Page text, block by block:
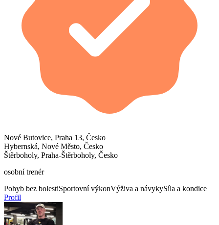
Nové Butovice, Praha 13, Česko
Hybernská, Nové Město, Česko
Štěrboholy, Praha-Štěrboholy, Česko
osobní trenér
Pohyb bez bolestiSportovní výkonVýživa a návykySíla a kondice
Profil